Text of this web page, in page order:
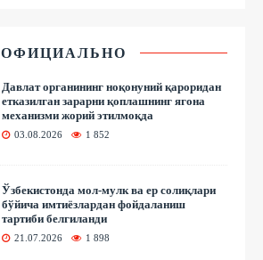
ОФИЦИАЛЬНО
Давлат органининг ноқонуний қароридан
етказилган зарарни қоплашнинг ягона
механизми жорий этилмоқда
03.08.2026 1 852
Ўзбекистонда мол-мулк ва ер солиқлари
бўйича имтиёзлардан фойдаланиш
тартиби белгиланди
21.07.2026 1 898